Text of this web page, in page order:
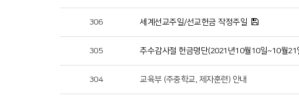
306 세계선교주일/선교헌금 작정주일
305 추수감사절 헌금명단(2021년10월10일~10월21
304 교육부 (주중학교, 제자훈련) 안내